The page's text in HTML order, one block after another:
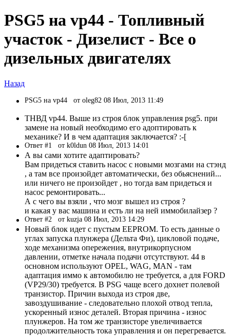
PSG5 на vp44 - Топливный
участок - Дизелист - Все о
дизельных двигателях
Назад
PSG5 на vp44 от oleg82 08 Июл, 2013 11:49
ТНВД vp44. Выше из строя блок управления psg5. при
замене на новый необходимо его адоптировать к
механике? И в чем адаптация заключается? :-[
Ответ #1 от k0ldun 08 Июл, 2013 14:01
А вы сами хотите адаптировать?
Вам придеться ставить насос с новыми мозгами на стэнд
, а там все произойдет автоматически, без обьяснений...
или ничего не произойдет , но тогда вам придеться и
насос ремонтировать...
А с чего вы взяли , что мозг вышел из строя ?
и какая у вас машина и есть ли на ней иммобилайзер ?
Ответ #2 от kuzja 08 Июл, 2013 14:29
Новый блок идет с пустым EEPROM. То есть данные о
углах запуска плунжера (Дельта Фи), цикловой подаче,
ходе механизма опережения, внутрикорпусном
давлении, отметке начала подачи отсутствуют. 44 в
основном используют OPEL, WAG, MAN - там
адаптация иммо к автомобилю не требуется, а для FORD
(VP29/30) требуется. В PSG чаще всего дохнет полевой
транзистор. Причин выхода из строя две,
завоздушивание - следовательно плохой отвод тепла,
ускоренный износ деталей. Вторая причина - износ
плунжеров. На том же транзисторе увеличивается
продолжительность тока управления и он перегревается.